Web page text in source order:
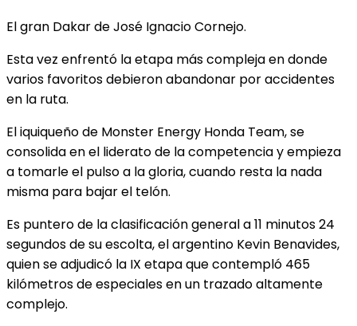
El gran Dakar de José Ignacio Cornejo.
Esta vez enfrentó la etapa más compleja en donde
varios favoritos debieron abandonar por accidentes
en la ruta.
El iquiqueño de Monster Energy Honda Team, se
consolida en el liderato de la competencia y empieza
a tomarle el pulso a la gloria, cuando resta la nada
misma para bajar el telón.
Es puntero de la clasificación general a 11 minutos 24
segundos de su escolta, el argentino Kevin Benavides,
quien se adjudicó la IX etapa que contempló 465
kilómetros de especiales en un trazado altamente
complejo.